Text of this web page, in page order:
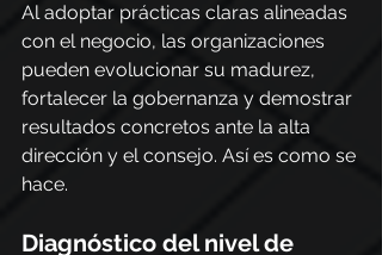
Al adoptar prácticas claras alineadas
con el negocio, las organizaciones
pueden evolucionar su madurez,
fortalecer la gobernanza y demostrar
resultados concretos ante la alta
dirección y el consejo. Así es como se
hace.
Diagnóstico del nivel de